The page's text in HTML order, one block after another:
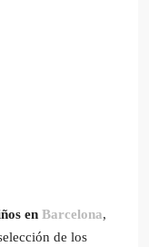
en Barcelona,
de los